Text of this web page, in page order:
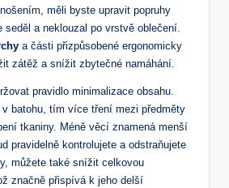
měli byste upravit popruhy
seděl ⁣a neklouzal po vrstvě oblečení.
a části přizpůsobené ​ergonomicky
zátěž a snížit zbytečné namáhání.
pravidlo minimalizace obsahu.
batohu,⁣ tím více tření​ mezi předměty
tkaniny. Méně věcí znamená menší
pravidelně kontrolujete a odstraňujete
⁤můžete také snížit​ celkovou​
značně přispívá k‍ jeho delší